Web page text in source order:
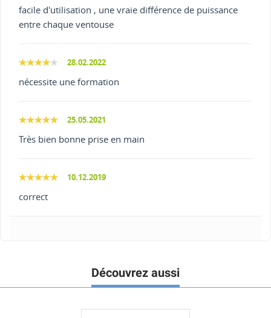
facile d'utilisation , une vraie différence de puissance
entre chaque ventouse
28.02.2022
nécessite une formation
25.05.2021
Très bien bonne prise en main
10.12.2019
correct
Découvrez aussi